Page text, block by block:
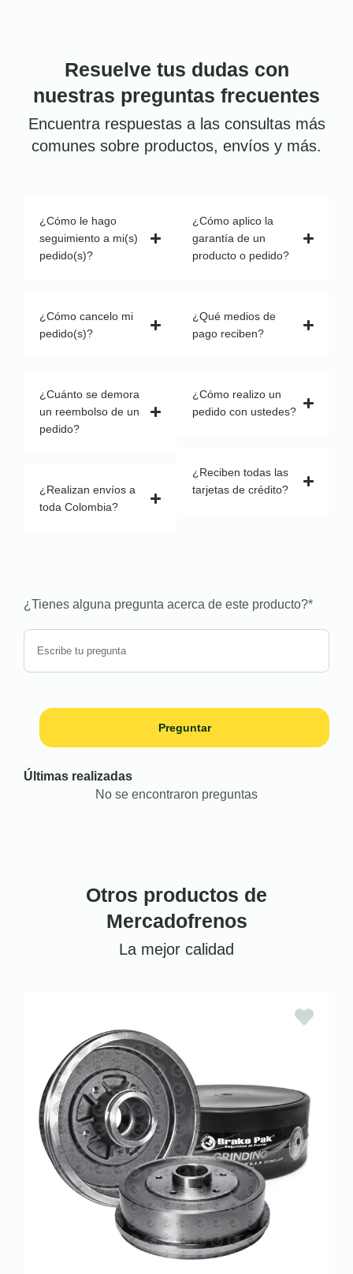
Resuelve tus dudas con
nuestras preguntas frecuentes
Encuentra respuestas a las consultas más
comunes sobre productos, envíos y más.
¿Cómo le hago
seguimiento a mi(s)
pedido(s)?
¿Cómo cancelo mi
pedido(s)?
¿Cuánto se demora
un reembolso de un
pedido?
¿Realizan envíos a
toda Colombia?
¿Cómo aplico la
garantía de un
producto o pedido?
¿Qué medios de
pago reciben?
¿Cómo realizo un
pedido con ustedes?
¿Reciben todas las
tarjetas de crédito?
¿Tienes alguna pregunta acerca de este producto?*
Preguntar
Últimas realizadas
No se encontraron preguntas
Otros productos de
Mercadofrenos
La mejor calidad